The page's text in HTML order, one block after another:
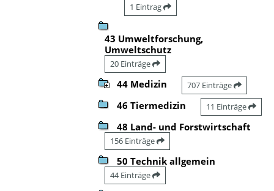
1 Eintrag
43 Umweltforschung,
Umweltschutz
20 Einträge
44 Medizin 707 Einträge
46 Tiermedizin 11 Einträge
48 Land- und Forstwirtschaft
156 Einträge
50 Technik allgemein
44 Einträge